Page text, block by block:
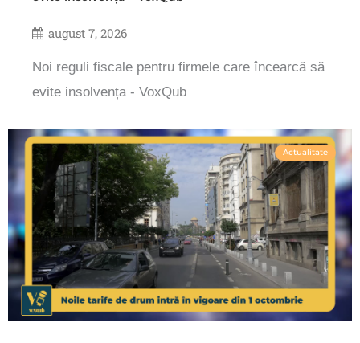
august 7, 2026
Noi reguli fiscale pentru firmele care încearcă să
evite insolvența - VoxQub
Actualitate